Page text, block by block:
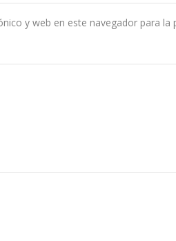
y web en este navegador para la